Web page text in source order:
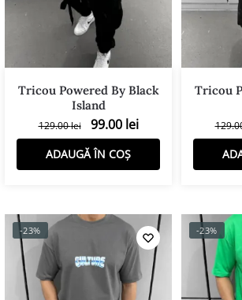
Tricou Powered By Black
Island
129.00lei 99.00 lei
ADAUGĂ ÎN COȘ
Tricou
-23% -23%